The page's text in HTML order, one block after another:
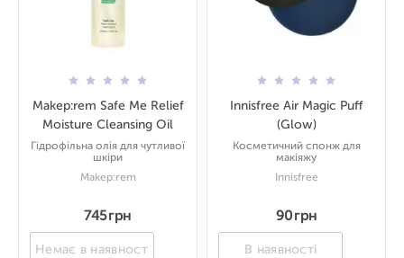
Makep:rem Safe Me Relief
Moisture Cleansing Oil
Гідрофільна олія для чутливої
шкіри
Makep:rem
745 грн
Немає в наявності
Innisfree Air Magic Puff
(Glow)
Косметичний спонж для
макіяжу
Innisfree
90 грн
В наявності